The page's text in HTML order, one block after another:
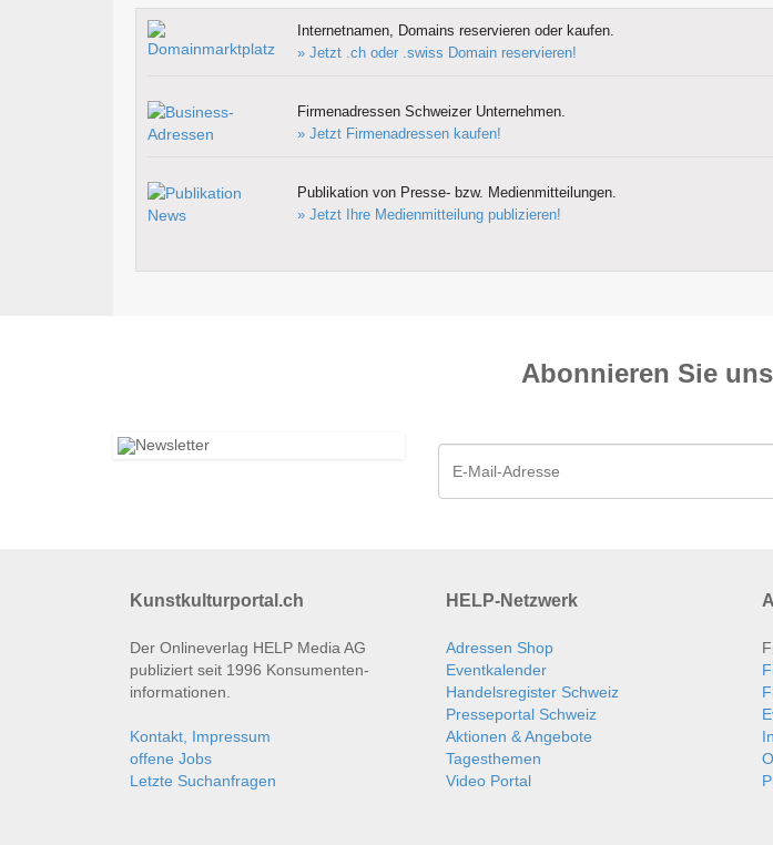
Internetnamen, Domains reservieren oder kaufen.
» Jetzt .ch oder .swiss Domain reservieren!
Firmenadressen Schweizer Unternehmen.
» Jetzt Firmenadressen kaufen!
Publikation von Presse- bzw. Medienmitteilungen.
» Jetzt Ihre Medienmitteilung publizieren!
Abonnieren Sie
Kunstkulturportal.ch
Der Onlineverlag HELP Media AG
publiziert seit 1996 Konsumenten­
informationen.
Kontakt, Impressum
offene Jobs
Letzte Suchanfragen
HELP-Netzwerk
Adressen Shop
Eventkalender
Handelsregister Schweiz
Presseportal Schweiz
Aktionen & Angebote
Tagesthemen
Video Portal